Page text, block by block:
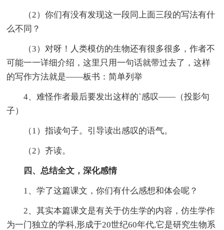
（2）你们有没有发现这一段同上面三段的写法有什
么不同？
（3）对呀！人类模仿的生物还有很多很多，作者不
可能一一详细介绍，这里只用一句话就带过去了，这样
的写作方法就是——板书：简单列举
4、难怪作者最后要发出这样的`感叹——（投影句
子）
（1）指读句子。引导读出感叹的语气。
（2）齐读。
四、总结全文，深化感情
1、学了这篇课文，你们有什么感想和体会呢？
2、其实本篇课文是有关于仿生学的内容，仿生学作
为一门独立的学科,形成于20世纪60年代,它是研究生物系